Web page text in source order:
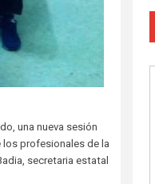
una nueva sesión
profesionales de la
secretaria estatal